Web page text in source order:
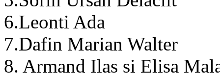
6.Leonti Ada
7.Dafin Marian Walter
8. Armand Ilas si Elisa